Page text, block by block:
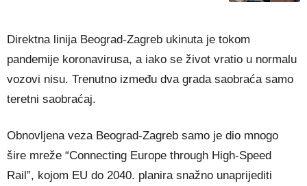
Direktna linija Beograd-Zagreb ukinuta je tokom
pandemije koronavirusa, a iako se život vratio u normalu
vozovi nisu. Trenutno između dva grada saobraća samo
teretni saobraćaj.
Obnovljena veza Beograd-Zagreb samo je dio mnogo
šire mreže “Connecting Europe through High-Speed
Rail”, kojom EU do 2040. planira snažno unaprijediti